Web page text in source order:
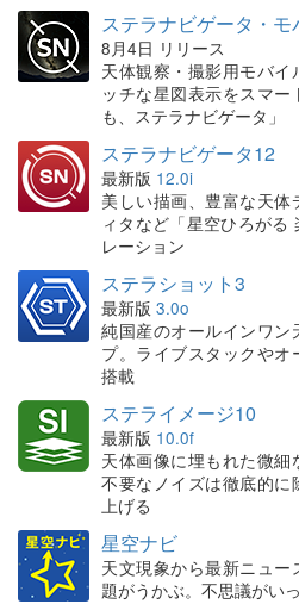
ステラナビゲータ・モ
8月4日 リリース
天体観察・撮影用モバイ
ッチな星図表示をスマ
も、ステラナビゲータ」
ステラナビゲータ12
最新版 12.0i
美しい描画、豊富な天
ィタなど「星空ひろがる
レーション
ステラショット3
最新版 3.0o
純国産のオールインワン
プ。ライブスタックや
搭載
ステライメージ10
最新版 10.0f
天体画像に埋もれた微細
不要なノイズは徹底的
上げる
星空ナビ
天文現象から最新ニュ
題がうかぶ。不思議がい